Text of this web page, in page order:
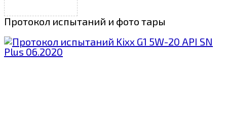
Протокол испытаний и фото тары